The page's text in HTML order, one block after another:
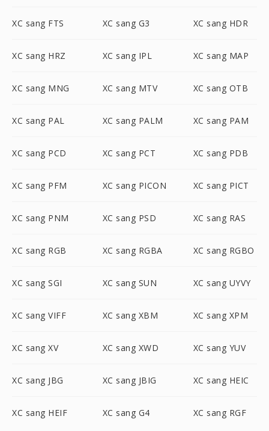
XC sang FTS XC sang G3 XC sang HDR
XC sang HRZ XC sang IPL XC sang MAP
XC sang MNG XC sang MTV XC sang OTB
XC sang PAL XC sang PALM XC sang PAM
XC sang PCD XC sang PCT XC sang PDB
XC sang PFM XC sang PICON XC sang PICT
XC sang PNM XC sang PSD XC sang RAS
XC sang RGB XC sang RGBA XC sang RGBO
XC sang SGI XC sang SUN XC sang UYVY
XC sang VIFF XC sang XBM XC sang XPM
XC sang XV XC sang XWD XC sang YUV
XC sang JBG XC sang JBIG XC sang HEIC
XC sang HEIF XC sang G4 XC sang RGF